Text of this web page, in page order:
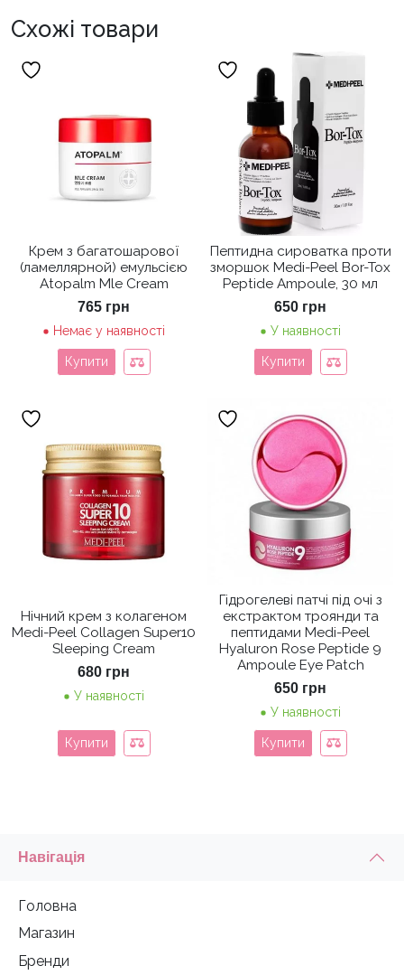
Схожі товари
Крем з багатошарової
(ламеллярной) емульсією
Atopalm Mle Cream
765 грн
Немає у наявності
Купити
Пептидна сироватка проти
зморшок Medi-Peel Bor-Tox
Peptide Ampoule, 30 мл
650 грн
У наявності
Купити
Нічний крем з колагеном
Medi-Peel Collagen Super10
Sleeping Cream
680 грн
У наявності
Купити
Гідрогелеві патчі під очі з
екстрактом троянди та
пептидами Medi-Peel
Hyaluron Rose Peptide 9
Ampoule Eye Patch
650 грн
У наявності
Купити
Навігація
Головна
Магазин
Бренди